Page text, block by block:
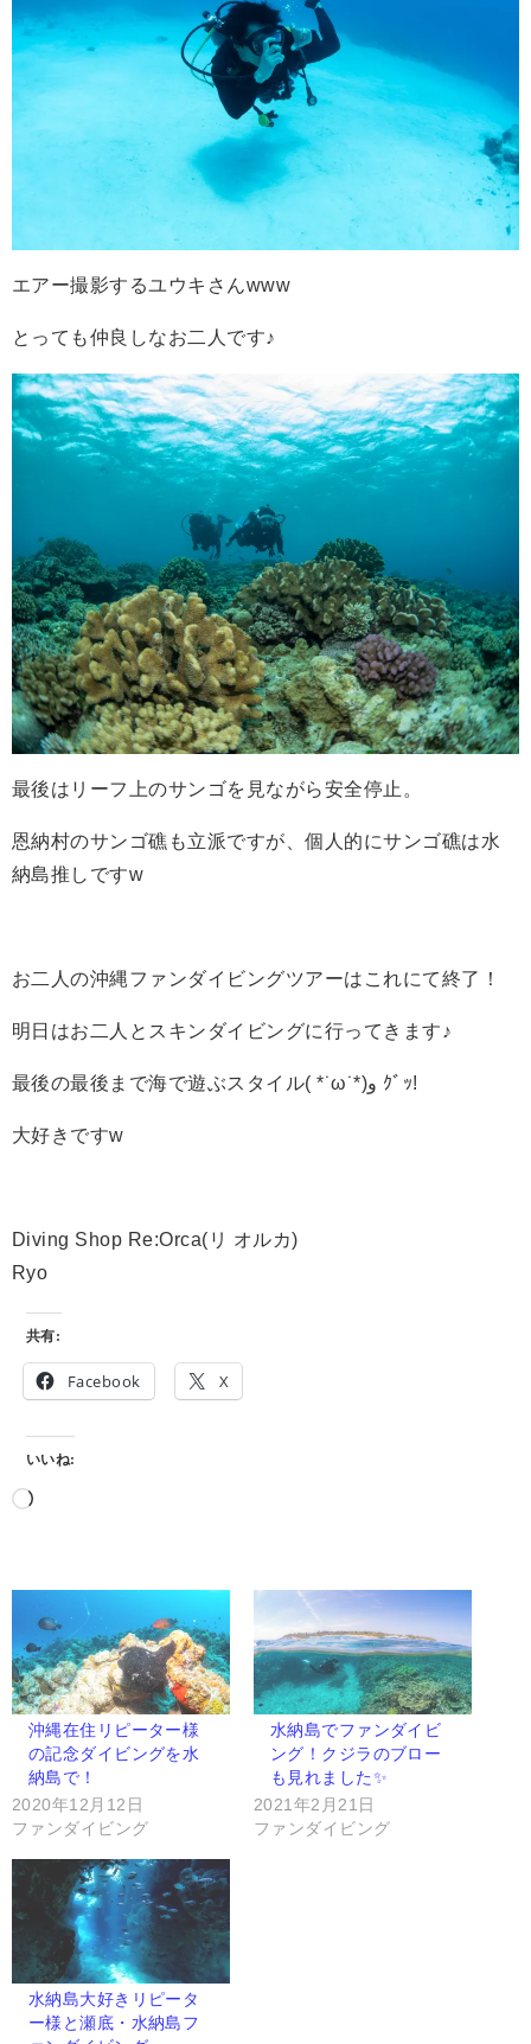
エアー撮影するユウキさんwww
とっても仲良しなお二人です♪
最後はリーフ上のサンゴを見ながら安全停止。
恩納村のサンゴ礁も立派ですが、個人的にサンゴ礁は水
納島推しですw
お二人の沖縄ファンダイビングツアーはこれにて終了！
明日はお二人とスキンダイビングに行ってきます♪
最後の最後まで海で遊ぶスタイル( *˙ω˙*)و ｸﾞｯ!
大好きですw
Diving Shop Re:Orca(リ オルカ)
Ryo
共有:
Facebook X
いいね:
沖縄在住リピーター様
の記念ダイビングを水
納島で！
2020年12月12日
ファンダイビング
水納島でファンダイビ
ング！クジラのブロー
も見れました✨
2021年2月21日
ファンダイビング
水納島大好きリピータ
ー様と瀬底・水納島フ